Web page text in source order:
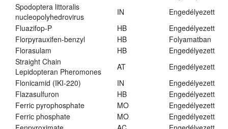
Spodoptera littoralis
nucleopolyhedrovirus
IN
Engedélyezett
Fluazifop-P
HB
Engedélyezett
Florpyrauxifen-benzyl
HB
Folyamatban
Florasulam
HB
Engedélyezett
Straight Chain
Lepidopteran Pheromones
AT
Engedélyezett
Flonicamid (IKI-220)
IN
Engedélyezett
Flazasulfuron
HB
Engedélyezett
Ferric pyrophosphate
MO
Engedélyezett
Ferric phosphate
MO
Engedélyezett